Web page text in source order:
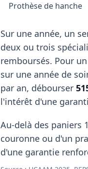
Prothèse de hanche
Sur une année, un
deux ou trois
remboursés. Pour
sur une année de
par an, débourser
l'intérêt d'une
Au-delà des paniers
couronne ou d'un
d'une garantie